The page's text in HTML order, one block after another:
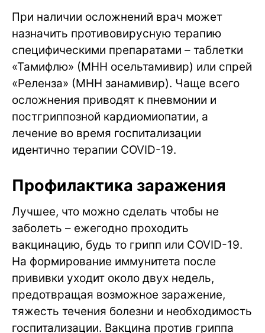
При наличии осложнений врач может
назначить противовирусную терапию
специфическими препаратами – таблетки
«Тамифлю» (МНН осельтамивир) или спрей
«Реленза» (МНН занамивир). Чаще всего
осложнения приводят к пневмонии и
постгриппозной кардиомиопатии, а
лечение во время госпитализации
идентично терапии COVID-19.
Профилактика заражения
Лучшее, что можно сделать чтобы не
заболеть – ежегодно проходить
вакцинацию, будь то грипп или COVID-19.
На формирование иммунитета после
прививки уходит около двух недель,
предотвращая возможное заражение,
тяжесть течения болезни и необходимость
госпитализации. Вакцина против гриппа